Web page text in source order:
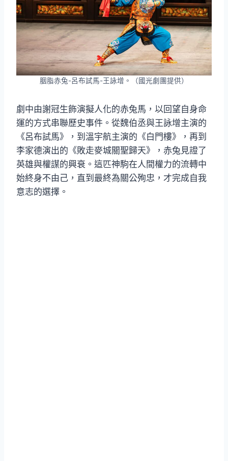
胭脂赤兔-呂布試馬-王詠增。（國光劇團提供）
劇中由謝冠生飾演擬人化的赤兔馬，以回望自身命
運的方式串聯歷史事件。從魏伯丞與王詠增主演的
《呂布試馬》，到溫宇航主演的《白門樓》，再到
李家德演出的《敗走麥城關聖歸天》，赤兔見證了
英雄與權謀的興衰。這匹神駒在人間權力的流轉中
始終身不由己，直到最終為關公殉忠，才完成自我
意志的選擇。